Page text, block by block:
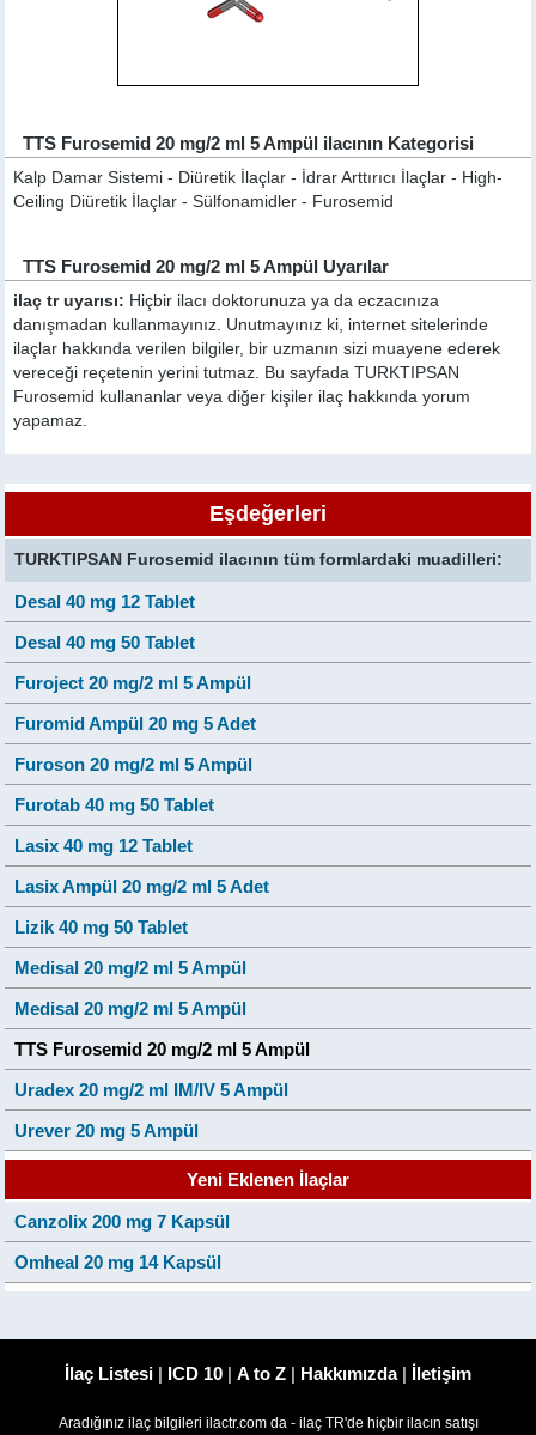
TTS Furosemid 20 mg/2 ml 5 Ampül ilacının Kategorisi
Kalp Damar Sistemi - Diüretik İlaçlar - İdrar Arttırıcı İlaçlar - High-
Ceiling Diüretik İlaçlar - Sülfonamidler - Furosemid
TTS Furosemid 20 mg/2 ml 5 Ampül Uyarılar
ilaç tr uyarısı: Hiçbir ilacı doktorunuza ya da eczacınıza
danışmadan kullanmayınız. Unutmayınız ki, internet sitelerinde
ilaçlar hakkında verilen bilgiler, bir uzmanın sizi muayene ederek
vereceği reçetenin yerini tutmaz. Bu sayfada TURKTIPSAN
Furosemid kullananlar veya diğer kişiler ilaç hakkında yorum
yapamaz.
Eşdeğerleri
TURKTIPSAN Furosemid ilacının tüm formlardaki muadilleri:
Desal 40 mg 12 Tablet
Desal 40 mg 50 Tablet
Furoject 20 mg/2 ml 5 Ampül
Furomid Ampül 20 mg 5 Adet
Furoson 20 mg/2 ml 5 Ampül
Furotab 40 mg 50 Tablet
Lasix 40 mg 12 Tablet
Lasix Ampül 20 mg/2 ml 5 Adet
Lizik 40 mg 50 Tablet
Medisal 20 mg/2 ml 5 Ampül
Medisal 20 mg/2 ml 5 Ampül
TTS Furosemid 20 mg/2 ml 5 Ampül
Uradex 20 mg/2 ml IM/IV 5 Ampül
Urever 20 mg 5 Ampül
Yeni Eklenen İlaçlar
Canzolix 200 mg 7 Kapsül
Omheal 20 mg 14 Kapsül
İlaç Listesi | ICD 10 | A to Z | Hakkımızda| İletişim
Aradığınız ilaç bilgileri ilactr.com da - ilaç TR'de hiçbir ilacın satışı